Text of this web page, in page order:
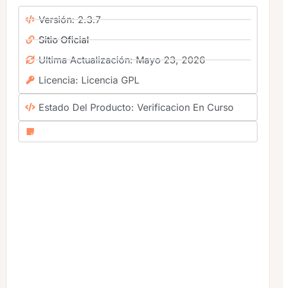
Versión: 2.3.7
Sitio Oficial
Ultima Actualización: Mayo 23, 2026
Licencia: Licencia GPL
Estado Del Producto: Verificacion En Curso